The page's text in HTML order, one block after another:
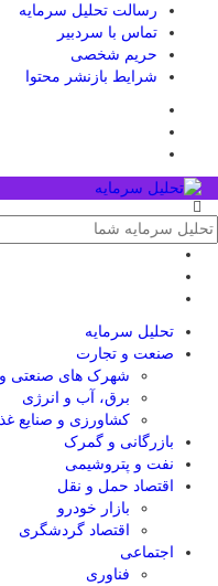
رسالت تحلیل سرمایه
تماس با سردبیر
حریم شخصی
شرایط بازنشر محتوا
تحلیل‌ سرمایه
صنعت و تجارت
شهرک های صنعتی و
برق، آب و انرژی
کشاورزی و صنایع
بازرگانی و گمرک
نفت و پتروشیمی
اقتصاد حمل و نقل
بازار خودرو
اقتصاد گردشگری
اجتماعی
فناوری